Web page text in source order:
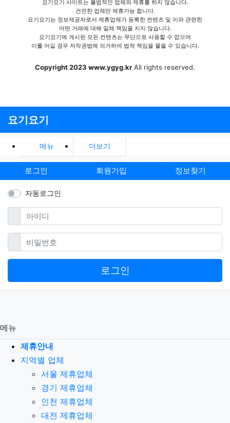
요기요기 사이트는 불법적인 업체와 제휴를 하지 않습니다.
건전한 업체만 제휴가능 합니다.
요기요기는 정보제공자로서 제휴업체가 등록한 컨텐츠 및 이와 관련한
어떤 거래에 대해 일체 책임을 지지 않습니다.
요기요기에 게시된 모든 컨텐츠는 무단으로 사용할 수 없으며
이를 어길 경우 저작권법에 의거하여 법적 책임을 물을 수 있습니다.
Copyright 2023 www.ygyg.kr All rights reserved.
요기요기
메뉴 더보기
로그인 회원가입 정보찾기
자동로그인
아이디필수
비밀번호필수
로그인
메뉴
제휴안내
지역별 업체
서울 제휴업체
경기 제휴업체
인천 제휴업체
대전 제휴업체